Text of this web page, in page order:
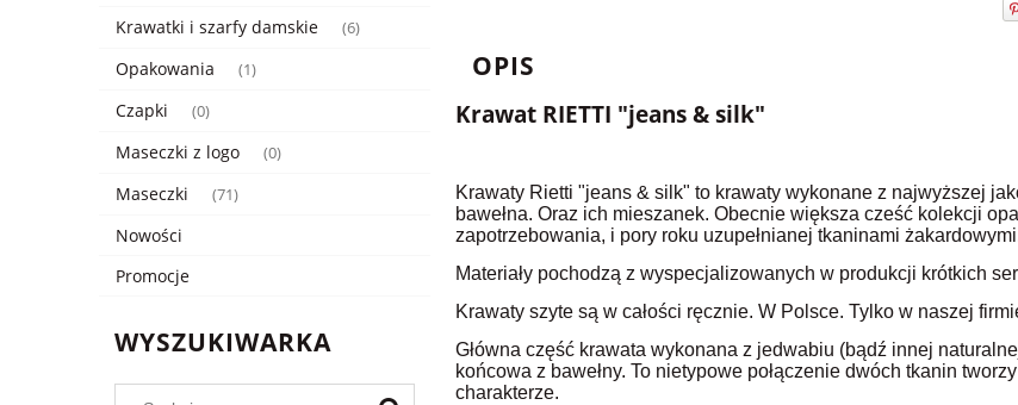
Krawatki i szarfy damskie (6)
Opakowania (1)
Czapki (0)
Maseczki z logo (0)
Maseczki (71)
Nowości
Promocje
WYSZUKIWARKA
OPIS
Krawat RIETTI "jeans & silk"
Krawaty Rietti "jeans & silk" to krawaty wykonane z najwyższej
bawełna. Oraz ich mieszanek. Obecnie większa cześć kolekcji
zapotrzebowania, i pory roku uzupełnianej tkaninami
Materiały pochodzą z wyspecjalizowanych w produkcji krótkich
Krawaty szyte są w całości ręcznie. W Polsce. Tylko w naszej
Główna część krawata wykonana z jedwabiu (bądź innej
końcowa z bawełny. To nietypowe połączenie dwóch tkanin
charakterze.